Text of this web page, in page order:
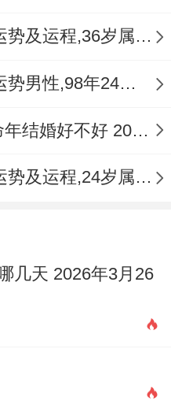
1986年属虎女2022年运势及运程,36岁属虎人2022年本命年每月运势女性如何
1998年属虎人2022年运势男性,98年24岁属虎男2022本命年每月运程怎么样
属虎的人在2022年本命年结婚好不好 2022年属虎人的全年运势犯太岁怎么化解
1998年属虎女2022年运势及运程,24岁属虎人本命年2022年每月运势女性如何
几天 2026年3月26